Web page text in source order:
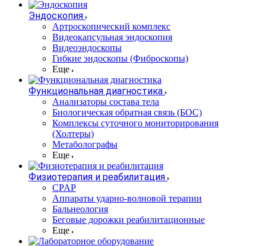
Эндоскопия
Артроскопический комплекс
Видеокапсульная эндоскопия
Видеоэндоскопы
Гибкие эндоскопы (Фиброcкопы)
Еще
Функциональная диагностика
Анализаторы состава тела
Биологическая обратная связь (БОС)
Комплексы суточного мониторирования
(Холтеры)
Метаболографы
Еще
Физиотерапия и реабилитация
CPAP
Аппараты ударно-волновой терапии
Бальнеология
Беговые дорожки реабилитационные
Еще